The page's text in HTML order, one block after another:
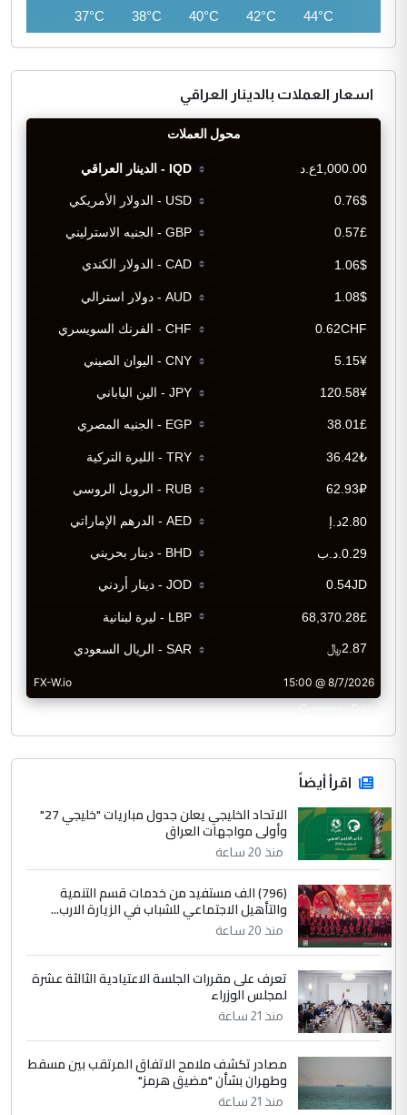
44°C
42°C
40°C
38°C
37°C
اسعار العملات بالدينار العراقي
CurrencyRate
اقرأ أيضاً
الاتحاد الخليجي يعلن جدول مباريات "خليجي 27"
وأولى مواجهات العراق
منذ 20 ساعة
(796) الف مستفيد من خدمات قسم التنمية
والتأهيل الاجتماعي للشباب في الزيارة الارب...
منذ 20 ساعة
تعرف على مقررات الجلسة الاعتيادية الثالثة عشرة
لمجلس الوزراء
منذ 21 ساعة
مصادر تكشف ملامح الاتفاق المرتقب بين مسقط
وطهران بشأن "مضيق هرمز"
منذ 21 ساعة